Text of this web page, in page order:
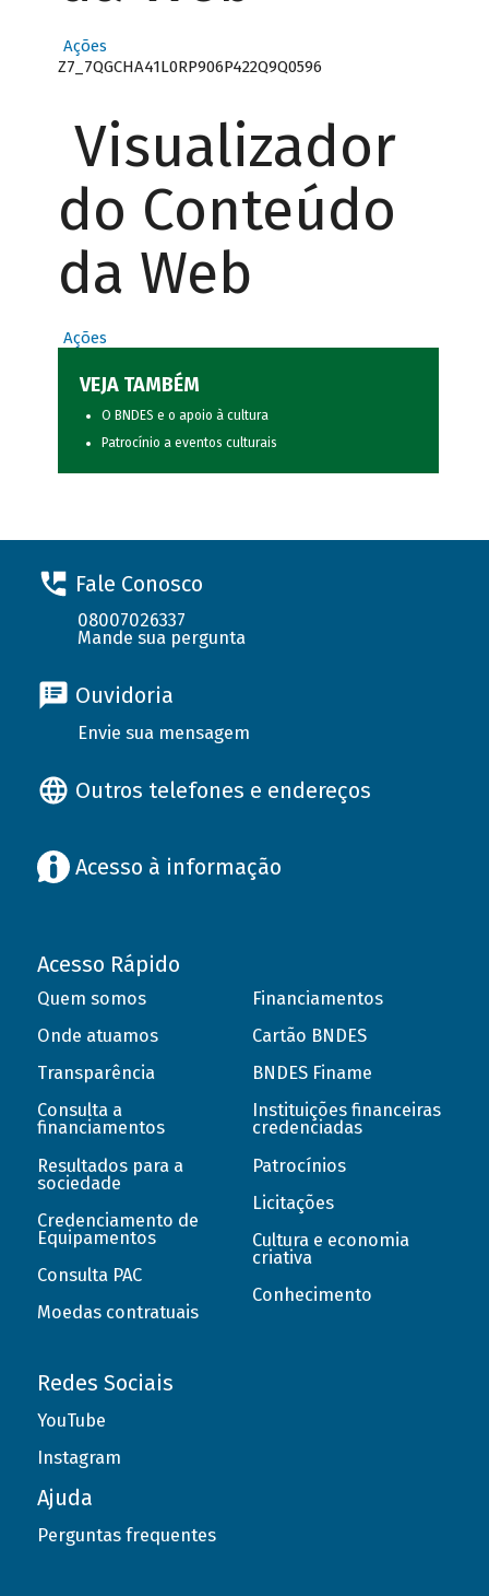
Ações
Z7_7QGCHA41L0RP906P422Q9Q0596
Visualizador
do Conteúdo
da Web
Ações
VEJA TAMBÉM
O BNDES e o apoio à cultura
Patrocínio a eventos culturais
Fale Conosco
08007026337
Mande sua pergunta
Ouvidoria
Envie sua mensagem
Outros telefones e endereços
Acesso à informação
Acesso Rápido
Quem somos
Onde atuamos
Transparência
Consulta a
financiamentos
Resultados para a
sociedade
Credenciamento de
Equipamentos
Consulta PAC
Moedas contratuais
Financiamentos
Cartão BNDES
BNDES Finame
Instituições financeiras
credenciadas
Patrocínios
Licitações
Cultura e economia
criativa
Conhecimento
Redes Sociais
YouTube
Instagram
Ajuda
Perguntas frequentes